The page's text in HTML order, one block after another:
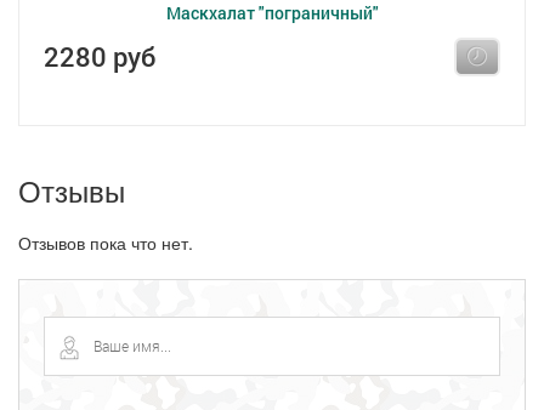
Маскхалат "пограничный"
2280 руб
Отзывы
Отзывов пока что нет.